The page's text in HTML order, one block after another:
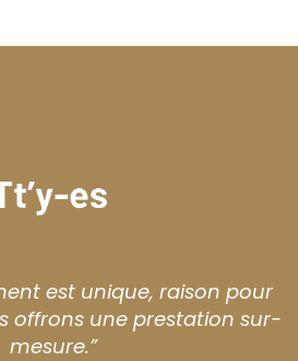
est unique, raison pour
offrons une prestation sur-
mesure.”